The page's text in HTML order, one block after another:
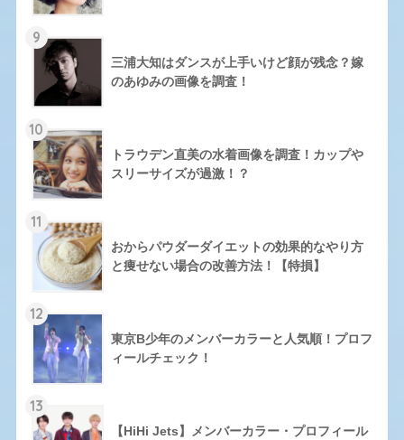
9
三浦大知はダンスが上手いけど顔が残念？嫁
のあゆみの画像を調査！
10
トラウデン直美の水着画像を調査！カップや
スリーサイズが過激！？
11
おからパウダーダイエットの効果的なやり方
と痩せない場合の改善方法！【特損】
12
東京B少年のメンバーカラーと人気順！プロフ
ィールチェック！
13
【HiHi Jets】メンバーカラー・プロフィール